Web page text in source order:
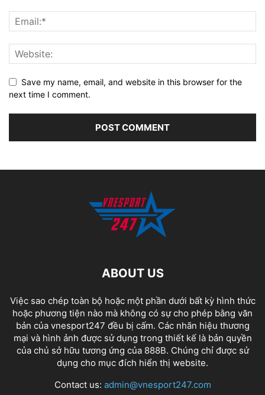
Save my name, email, and website in this browser for the
next time I comment.
ABOUT US
Việc sao chép toàn bộ hoặc một phần dưới bất kỳ hình thức
hoặc phương tiện nào mà không có sự cho phép bằng văn
bản của vnesport247 đều bị cấm. Các nhãn hiệu thương
mại và hình ảnh được sử dụng trong thiết kế là bản quyền
của chủ sở hữu tương ứng của 888B. Chúng chỉ được sử
dụng cho mục đích hiển thị website.
Contact us: admin@vnesport247.com